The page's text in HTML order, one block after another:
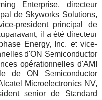
Enterprise, directeur
de Skyworks Solutions,
président principal de
il a été directeur
Energy, Inc. et vice-
d'ON Semiconductor
opérationnelles d'AMI
de ON Semiconductor
Microelectronics NV,
senior de Standard